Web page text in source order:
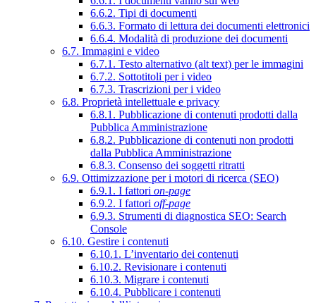
6.6.2. Tipi di documenti
6.6.3. Formato di lettura dei documenti elettronici
6.6.4. Modalità di produzione dei documenti
6.7. Immagini e video
6.7.1. Testo alternativo (alt text) per le immagini
6.7.2. Sottotitoli per i video
6.7.3. Trascrizioni per i video
6.8. Proprietà intellettuale e privacy
6.8.1. Pubblicazione di contenuti prodotti dalla
Pubblica Amministrazione
6.8.2. Pubblicazione di contenuti non prodotti
dalla Pubblica Amministrazione
6.8.3. Consenso dei soggetti ritratti
6.9. Ottimizzazione per i motori di ricerca (SEO)
6.9.1. I fattori on-page
6.9.2. I fattori off-page
6.9.3. Strumenti di diagnostica SEO: Search
Console
6.10. Gestire i contenuti
6.10.1. L’inventario dei contenuti
6.10.2. Revisionare i contenuti
6.10.3. Migrare i contenuti
6.10.4. Pubblicare i contenuti